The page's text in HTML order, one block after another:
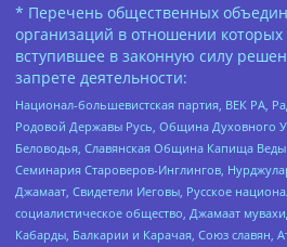
* Перечень общественных
организаций в отношении
вступившее в законную силу
запрете деятельности:
Национал-большевистская партия, ВЕК РА,
Родовой Державы Русь, Община Духовного
Беловодья, Славянская Община Капища
Семинария Староверов-Инглингов,
Джамаат, Свидетели Иеговы, Русское
социалистическое общество, Джамаат
Кабарды, Балкарии и Карачая, Союз славян,